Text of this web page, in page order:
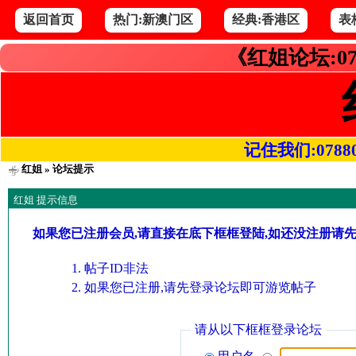
返回首页 热门:新澳门区 经典:香港区 表
《红姐论坛
记住我们
红姐» 论坛提示
红姐 提示信息
如果您已注册会员,请直接在底下框框登陆,如还没注册请
帖子ID非法
如果您已注册,请先登录论坛即可游览帖子
请从以下框框登录论坛